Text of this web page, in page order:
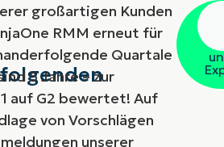
großartigen Kunden
RMM erneut für
Quartale
5 Jahre – zur
auf G2 bewertet! Auf
von Vorschlägen
unserer